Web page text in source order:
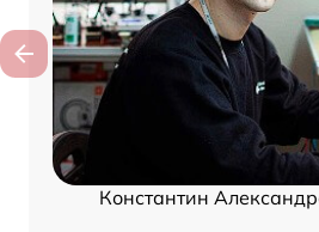
Константин